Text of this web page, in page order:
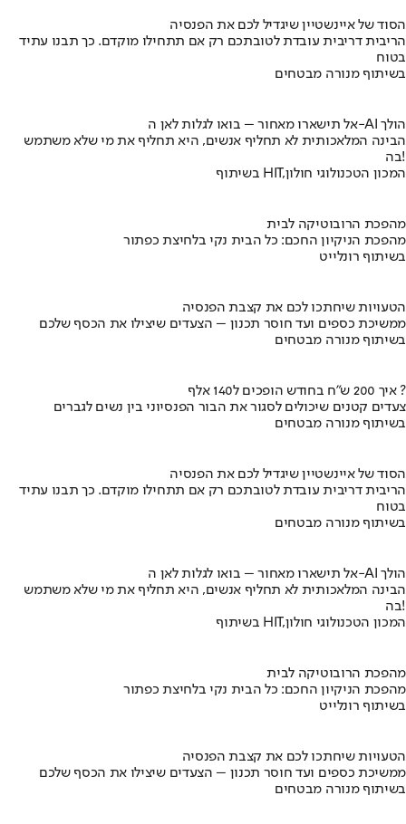
הסוד של איינשטיין שיגדיל לכם את הפנסיה
הריבית דריבית עובדת לטובתכם רק אם תתחילו מוקדם. כך תבנו עתיד
בטוח
בשיתוף מנורה מבטחים
אל תישארו מאחור – בואו לגלות לאן ה-AI הולך
הבינה המלאכותית לא תחליף אנשים, היא תחליף את מי שלא משתמש
בה!
בשיתוף HIT,המכון הטכנולוגי חולון
מהפכת הרובוטיקה לבית
מהפכת הניקיון החכם: כל הבית נקי בלחיצת כפתור
בשיתוף רונלייט
הטעויות שיחתכו לכם את קצבת הפנסיה
ממשיכת כספים ועד חוסר תכנון – הצעדים שיצילו את הכסף שלכם
בשיתוף מנורה מבטחים
איך 200 ש"ח בחודש הופכים ל140 אלף ?
צעדים קטנים שיכולים לסגור את הבור הפנסיוני בין נשים לגברים
בשיתוף מנורה מבטחים
הסוד של איינשטיין שיגדיל לכם את הפנסיה
הריבית דריבית עובדת לטובתכם רק אם תתחילו מוקדם. כך תבנו עתיד
בטוח
בשיתוף מנורה מבטחים
אל תישארו מאחור – בואו לגלות לאן ה-AI הולך
הבינה המלאכותית לא תחליף אנשים, היא תחליף את מי שלא משתמש
בה!
בשיתוף HIT,המכון הטכנולוגי חולון
מהפכת הרובוטיקה לבית
מהפכת הניקיון החכם: כל הבית נקי בלחיצת כפתור
בשיתוף רונלייט
הטעויות שיחתכו לכם את קצבת הפנסיה
ממשיכת כספים ועד חוסר תכנון – הצעדים שיצילו את הכסף שלכם
בשיתוף מנורה מבטחים